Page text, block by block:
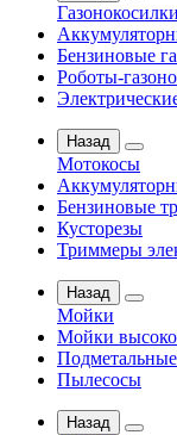
Газонокосилки
Бензиновые
Роботы-
Назад
Мотокосы
Бензиновые
Кусторезы
Триммеры
Назад
Мойки
Мойки
Подметальные
Пылесосы
Назад